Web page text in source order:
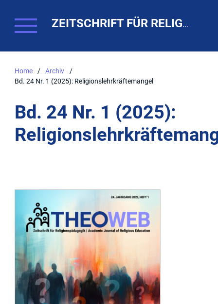
ZEITSCHRIFT FÜR RELIGIONSPÄDAGOGIK. THEO-WEB
Home / Archiv
/
Bd. 24 Nr. 1 (2025): Religionslehrkräftemangel
Bd. 24 Nr. 1 (2025):